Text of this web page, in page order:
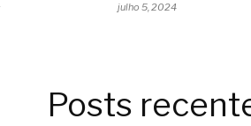
julho 5, 2024
Posts